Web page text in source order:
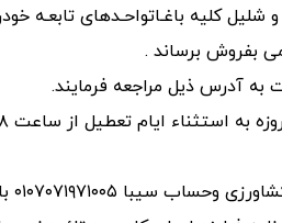
کلیه باغـاتواحـدهای تابعـه
به آدرس ذیل مراجعه فرمایند.